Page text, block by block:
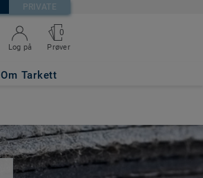
PRIVATE
Log på
0
Prøver
Om Tarkett